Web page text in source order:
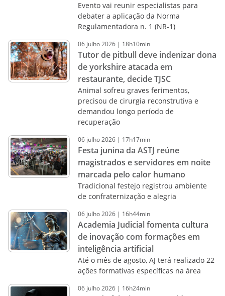
Evento vai reunir especialistas para
debater a aplicação da Norma
Regulamentadora n. 1 (NR-1)
06 julho2026 | 18h10min
Tutor de pitbull deve indenizar dona
de yorkshire atacada em
restaurante, decide TJSC
Animal sofreu graves ferimentos,
precisou de cirurgia reconstrutiva e
demandou longo período de
recuperação
06 julho2026 | 17h17min
Festa junina da ASTJ reúne
magistrados e servidores em noite
marcada pelo calor humano
Tradicional festejo registrou ambiente
de confraternização e alegria
06 julho2026 | 16h44min
Academia Judicial fomenta cultura
de inovação com formações em
inteligência artificial
Até o mês de agosto, AJ terá realizado 22
ações formativas específicas na área
06 julho2026 | 16h24min